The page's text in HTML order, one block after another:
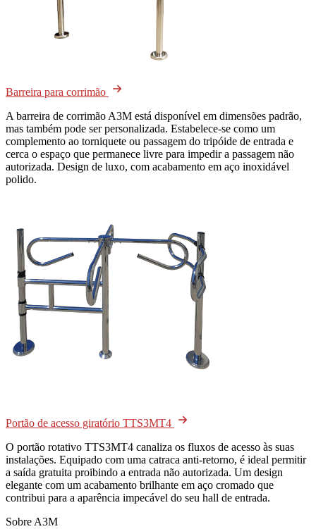
Barreira para corrimão
A barreira de corrimão A3M está disponível em dimensões padrão,
mas também pode ser personalizada. Estabelece-se como um
complemento ao torniquete ou passagem do tripóide de entrada e
cerca o espaço que permanece livre para impedir a passagem não
autorizada. Design de luxo, com acabamento em aço inoxidável
polido.
Portão de acesso giratório TTS3MT4
O portão rotativo TTS3MT4 canaliza os fluxos de acesso às suas
instalações. Equipado com uma catraca anti-retorno, é ideal permitir
a saída gratuita proibindo a entrada não autorizada. Um design
elegante com um acabamento brilhante em aço cromado que
contribui para a aparência impecável do seu hall de entrada.
Sobre A3M